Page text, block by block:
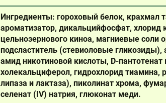
Ингредиенты: гороховый белок, крахмал
ароматизатор, дикальцийфосфат, хлорид
цельнозернового киноа, магниевые соли
подсластитель (стевиоловые
амид никотиновой кислоты, D-
холекальциферол, гидрохлорид тиамина,
липаза и лактаза), пиколинат хрома,
селенат (IV) натрия, глюконат меди.